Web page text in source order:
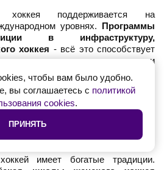
хоккея поддерживается на
уровнях. Программы
в инфраструктуру,
хоккея - всё это способствует
вида спорта среди женщин и
существуют во многих странах.
лиги в Европе и Азии
для развития женского хоккея
Успех этих лиг важен для
имеет богатые традиции.
чтобы вам было удобно.
вы соглашаетесь с политикой
cookies.
ПРИНЯТЬ